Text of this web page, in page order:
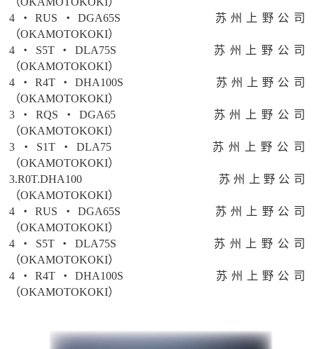
4・RUS・DGA65S 苏州上野公司
（OKAMOTOKOKI）
4・S5T・DLA75S 苏州上野公司
（OKAMOTOKOKI）
4・R4T・DHA100S 苏州上野公司
（OKAMOTOKOKI）
3・RQS・DGA65苏州上野公司
（OKAMOTOKOKI）
3・S1T・DLA75苏州上野公司
（OKAMOTOKOKI）
3.R0T.DHA100 苏州上野公司
（OKAMOTOKOKI）
4・RUS・DGA65S 苏州上野公司
（OKAMOTOKOKI）
4・S5T・DLA75S 苏州上野公司
（OKAMOTOKOKI）
4・R4T・DHA100S 苏州上野公司
（OKAMOTOKOKI）